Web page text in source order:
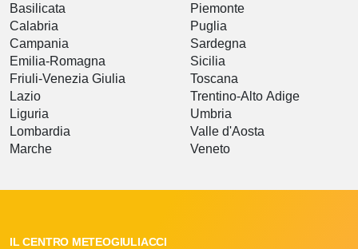
Basilicata
Calabria
Campania
Emilia-Romagna
Friuli-Venezia Giulia
Lazio
Liguria
Lombardia
Marche
Piemonte
Puglia
Sardegna
Sicilia
Toscana
Trentino-Alto Adige
Umbria
Valle d'Aosta
Veneto
IL CENTRO METEOGIULIACCI